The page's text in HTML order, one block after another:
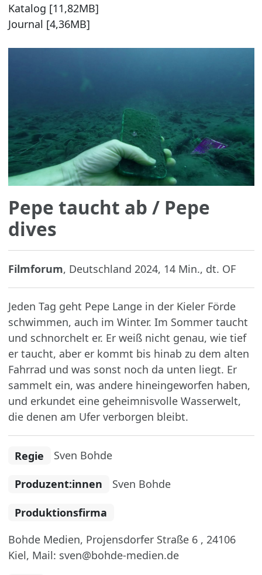
Katalog [11,82MB]
Journal [4,36MB]
Pepe taucht ab / Pepe
dives
Filmforum, Deutschland 2024, 14 Min., dt. OF
Jeden Tag geht Pepe Lange in der Kieler Förde
schwimmen, auch im Winter. Im Sommer taucht
und schnorchelt er. Er weiß nicht genau, wie tief
er taucht, aber er kommt bis hinab zu dem alten
Fahrrad und was sonst noch da unten liegt. Er
sammelt ein, was andere hineingeworfen haben,
und erkundet eine geheimnisvolle Wasserwelt,
die denen am Ufer verborgen bleibt.
Regie Sven Bohde
Produzent:innen Sven Bohde
Produktionsfirma
Bohde Medien, Projensdorfer Straße 6 , 24106
Kiel, Mail: sven@bohde-medien.de